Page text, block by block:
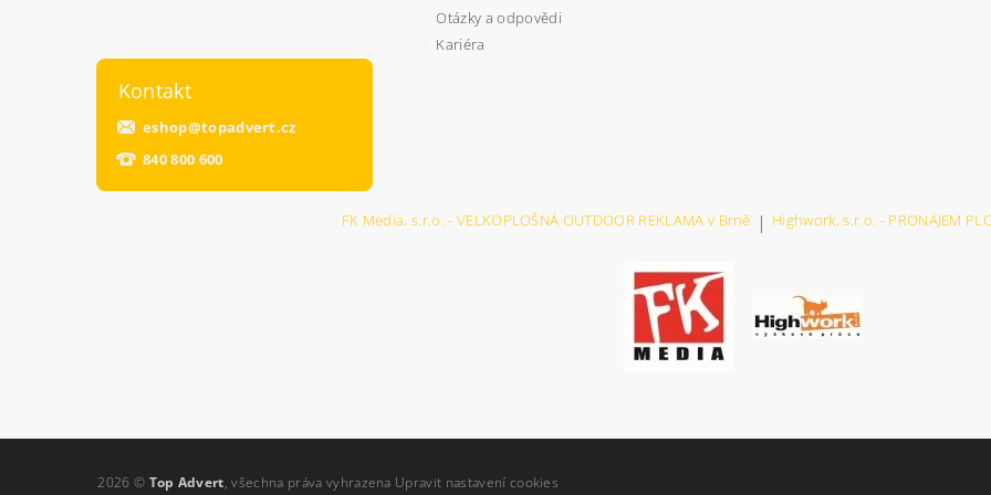
Otázky a odpovědi
Kariéra
Kontakt
eshop@topadvert.cz
840 800 600
FK Media, s.r.o. - VELKOPLOŠNÁ OUTDOOR REKLAMA v Brně | Highwork, s.r.o. - PRONÁJEM
2026 © Top Advert, všechna práva vyhrazena Upravit nastavení cookies